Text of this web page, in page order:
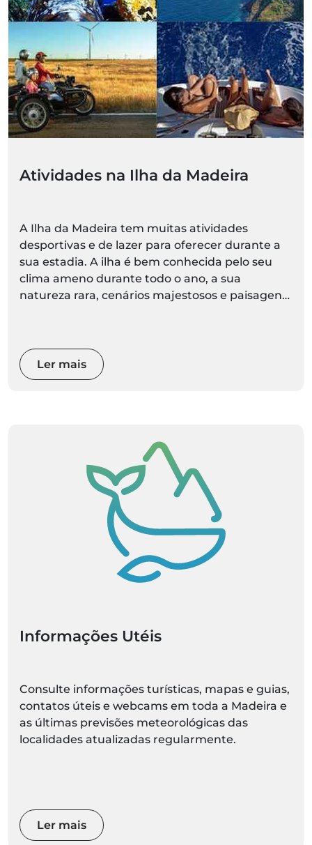
Atividades na Ilha da Madeira
A Ilha da Madeira tem muitas atividades
desportivas e de lazer para oferecer durante a
sua estadia. A ilha é bem conhecida pelo seu
clima ameno durante todo o ano, a sua
natureza rara, cenários majestosos e paisagens
Ler mais
Informações Utéis
Consulte informações turísticas, mapas e guias,
contatos úteis e webcams em toda a Madeira e
as últimas previsões meteorológicas das
localidades atualizadas regularmente.
Ler mais